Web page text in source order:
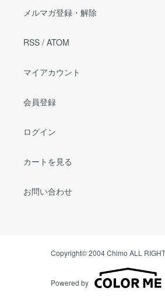
メルマガ登録・解除
RSS / ATOM
マイアカウント
会員登録
ログイン
カートを見る
お問い合わせ
Copyright© 2004 Chimo ALL
Powered by